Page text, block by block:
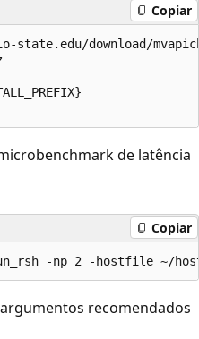
Copiar
state.edu/download/
de latência
Copiar
recomendados